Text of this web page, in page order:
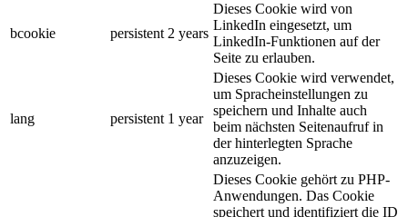
bcookie persistent 2 years
Dieses Cookie wird von
LinkedIn eingesetzt, um
LinkedIn-Funktionen auf der
Seite zu erlauben.
lang persistent 1 year
Dieses Cookie wird verwendet,
um Spracheinstellungen zu
speichern und Inhalte auch
beim nächsten Seitenaufruf in
der hinterlegten Sprache
anzuzeigen.
Dieses Cookie gehört zu PHP-
Anwendungen. Das Cookie
speichert und identifiziert die ID